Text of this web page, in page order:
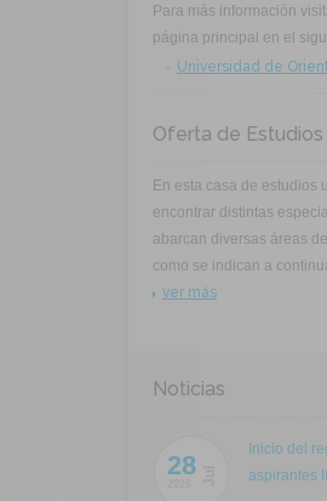
Para más información
página principal en el
Universidad de
Oferta de Estudios
En esta casa de estudios
encontrar distintas
abarcan diversas áreas
como se indican a
ver más
Noticias
28
Inicio del
aspirantes